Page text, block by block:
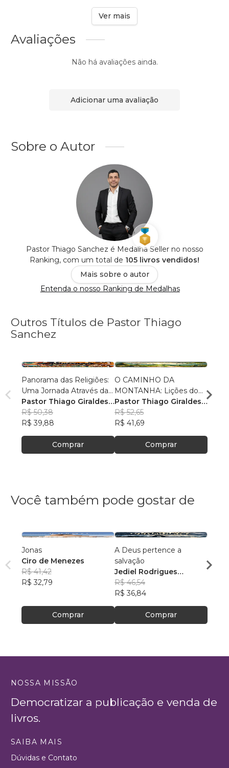
Ver mais
Avaliações
Não há avaliações ainda.
Adicionar uma avaliação
Sobre o Autor
Pastor Thiago Sanchez é Medalha Seller no nosso
Ranking, com um total de 105 livros vendidos!
Mais sobre o autor
Entenda o nosso Ranking de Medalhas
Outros Títulos de Pastor Thiago
Sanchez
Panorama das Religiões:
Uma Jornada Através da
Diversidade Espiritual
Pastor Thiago Giraldes
Sanchez
R$ 50,38
R$ 39,88
Comprar
O CAMINHO DA
MONTANHA: Lições do
Sermão de Jesus
Pastor Thiago Giraldes
Sanchez
R$ 52,65
R$ 41,69
Comprar
O
no
Você também pode gostar de
Jonas
Ciro de Menezes
R$ 41,42
R$ 32,79
Comprar
A Deus pertence a
salvação
Jediel Rodrigues
Martins
R$ 46,54
R$ 36,84
Comprar
NOSSA MISSÃO
Democratizar a publicação e venda de
livros.
SAIBA MAIS
Dúvidas e Contato